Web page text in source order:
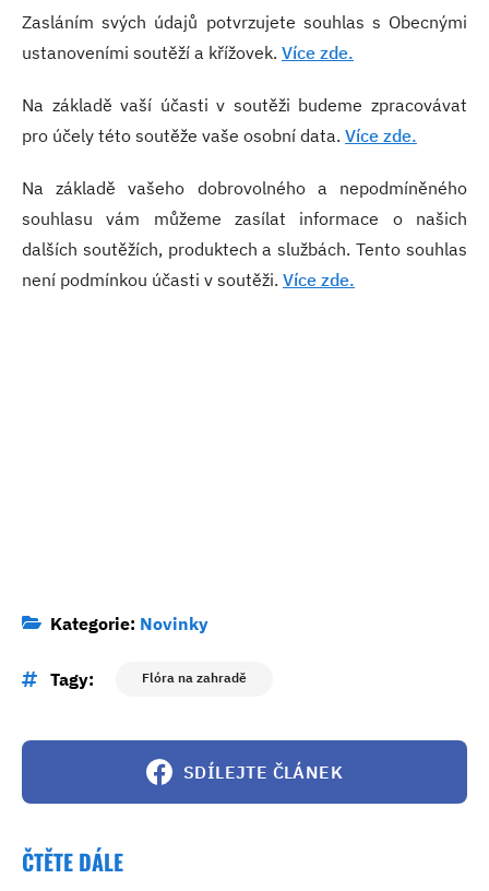
Zasláním svých údajů potvrzujete souhlas s Obecnými
ustanoveními soutěží a křížovek. Více zde.
Na základě vaší účasti v soutěži budeme zpracovávat
pro účely této soutěže vaše osobní data. Více zde.
Na základě vašeho dobrovolného a nepodmíněného
souhlasu vám můžeme zasílat informace o našich
dalších soutěžích, produktech a službách. Tento souhlas
není podmínkou účasti v soutěži. Více zde.
Kategorie: Novinky
Tagy: Flóra na zahradě
SDÍLEJTE ČLÁNEK
ČTĚTE DÁLE